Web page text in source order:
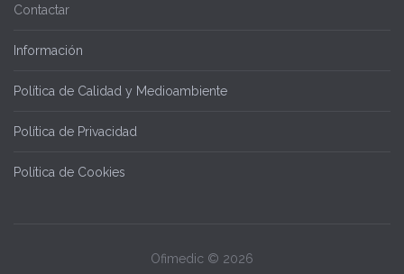
Contactar
Información
Política de Calidad y Medioambiente
Política de Privacidad
Política de Cookies
Ofimedic © 2026